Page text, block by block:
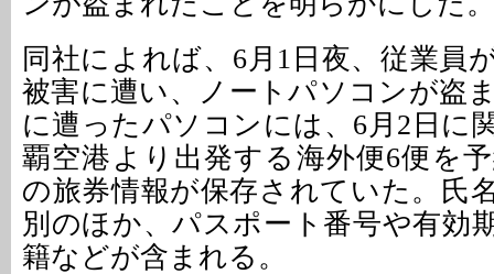
同社によれば、6月1日夜、従業員
被害に遭い、ノートパソコンが盗
に遭ったパソコンには、6月2日に
覇空港より出発する海外便6便を
の旅券情報が保存されていた。氏
別のほか、パスポート番号や有効
籍などが含まれる。